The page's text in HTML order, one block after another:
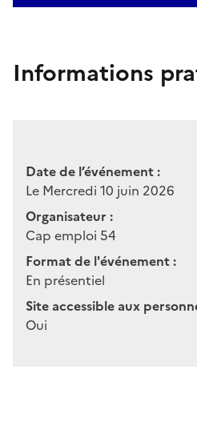
Informations
Date de l’événement :
Le Mercredi 10 juin 2026
Organisateur :
Cap emploi 54
Format de l'événement :
En présentiel
Site accessible aux
Oui